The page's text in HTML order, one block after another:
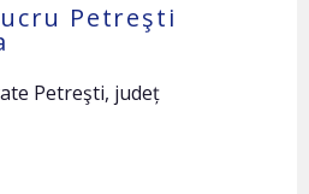
Petreşti
Petreşti, județ